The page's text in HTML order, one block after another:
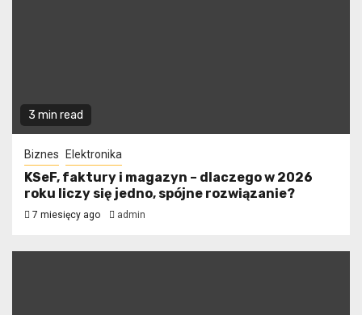
3 min read
Biznes Elektronika
KSeF, faktury i magazyn – dlaczego w 2026
roku liczy się jedno, spójne rozwiązanie?
7 miesięcy ago admin